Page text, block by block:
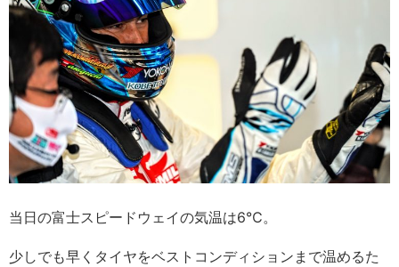
当日の富士スピードウェイの気温は6℃。
少しでも早くタイヤをベストコンディションまで温めるた